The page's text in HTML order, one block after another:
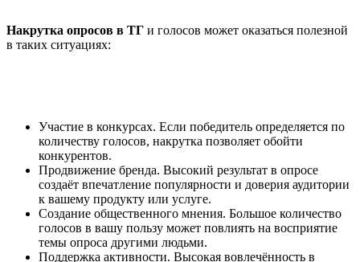
Накрутка опросов в ТГ и голосов может оказаться полезной
в таких ситуациях:
Участие в конкурсах. Если победитель определяется по
количеству голосов, накрутка позволяет обойти
конкурентов.
Продвижение бренда. Высокий результат в опросе
создаёт впечатление популярности и доверия аудитории
к вашему продукту или услуге.
Создание общественного мнения. Большое количество
голосов в вашу пользу может повлиять на восприятие
темы опроса другими людьми.
Поддержка активности. Высокая вовлечённость в